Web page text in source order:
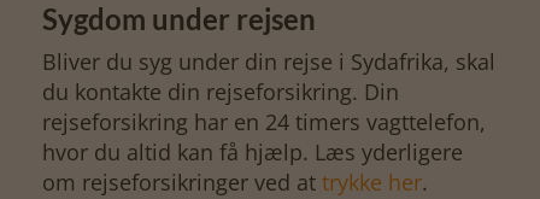
Sygdom under rejsen
Bliver du syg under din rejse i Sydafrika, skal
du kontakte din rejseforsikring. Din
rejseforsikring har en 24 timers vagttelefon,
hvor du altid kan få hjælp. Læs yderligere
om rejseforsikringer ved at trykke her.